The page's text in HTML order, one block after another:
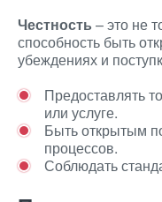
Честность – это не
способность быть
убеждениях и
Предоставлять
или услуге.
Быть открытым
процессов.
Соблюдать